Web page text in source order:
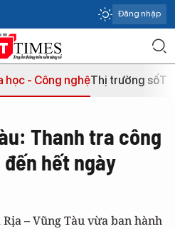
Đăng nhập
học - Công nghệThị trường số
Thanh tra công
hết ngày
– Vũng Tàu vừa ban hành